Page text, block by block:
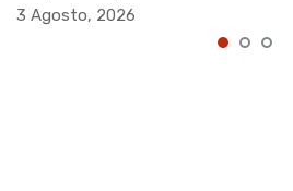
3 Agosto, 2026